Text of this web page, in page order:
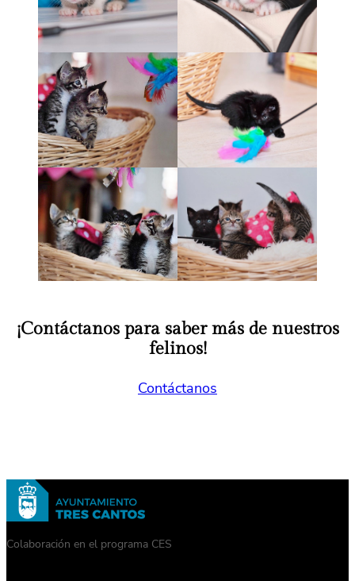
¡Contáctanos para saber más de nuestros
felinos!
Contáctanos
Colaboración en el programa CES